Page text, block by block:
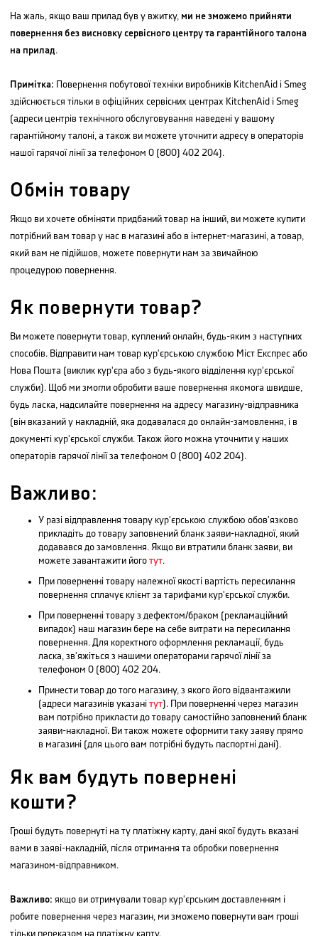
На жаль, якщо ваш прилад був у вжитку, ми не зможемо прийняти
повернення без висновку сервісного центру та гарантійного талона
на прилад.
Примітка: Повернення побутової техніки виробників KitchenAid і Smeg
здійснюється тільки в офіційних сервісних центрах KitchenAid і Smeg
(адреси центрів технічного обслуговування наведені у вашому
гарантійному талоні, а також ви можете уточнити адресу в операторів
нашої гарячої лінії за телефоном 0 (800) 402 204).
Обмін товару
Якщо ви хочете обміняти придбаний товар на інший, ви можете купити
потрібний вам товар у нас в магазині або в інтернет-магазині, а товар,
який вам не підійшов, можете повернути нам за звичайною
процедурою повернення.
Як повернути товар?
Ви можете повернути товар, куплений онлайн, будь-яким з наступних
способів. Відправити нам товар кур'єрською службою Міст Експрес або
Нова Пошта (виклик кур'єра або з будь-якого відділення кур'єрської
служби). Щоб ми змогли обробити ваше повернення якомога швидше,
будь ласка, надсилайте повернення на адресу магазину-відправника
(він вказаний у накладній, яка додавалася до онлайн-замовлення, і в
документі кур'єрської служби. Також його можна уточнити у наших
операторів гарячої лінії за телефоном 0 (800) 402 204).
Важливо:
У разі відправлення товару кур'єрською службою обов'язково
прикладіть до товару заповнений бланк заяви-накладної, який
додавався до замовлення. Якщо ви втратили бланк заяви, ви
можете завантажити його тут.
При поверненні товару належної якості вартість пересилання
повернення сплачує клієнт за тарифами кур'єрської служби.
При поверненні товару з дефектом/браком (рекламаційний
випадок) наш магазин бере на себе витрати на пересилання
повернення. Для коректного оформлення рекламації, будь
ласка, зв'яжіться з нашими операторами гарячої лінії за
телефоном 0 (800) 402 204.
Принести товар до того магазину, з якого його відвантажили
(адреси магазинів указані тут). При поверненні через магазин
вам потрібно прикласти до товару самостійно заповнений бланк
заяви-накладної. Ви також можете оформити таку заяву прямо
в магазині (для цього вам потрібні будуть паспортні дані).
Як вам будуть повернені
кошти?
Гроші будуть повернуті на ту платіжну карту, дані якої будуть вказані
вами в заяві-накладній, після отримання та обробки повернення
магазином-відправником.
Важливо: якщо ви отримували товар кур'єрським доставленням і
робите повернення через магазин, ми зможемо повернути вам гроші
тільки переказом на платіжну карту.